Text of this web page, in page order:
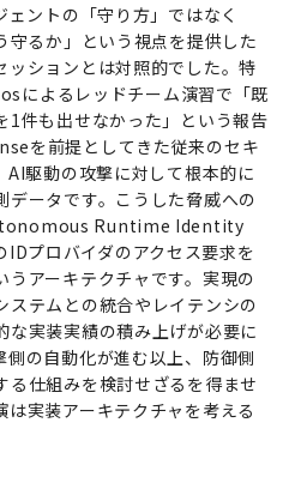
ントの「守り方」ではなく
守るか」という視点を提供した
ッションとは対照的でした。特
によるレッドチーム演習で「既
1件も出せなかった」という報告
を前提としてきた従来のセキ
AI駆動の攻撃に対して根本的に
データです。こうした脅威への
Runtime Identity
プロバイダのアクセス要求を
うアーキテクチャです。実現の
ステムとの統合やレイテンシの
な実装実績の積み上げが必要に
側の自動化が進む以上、防御側
る仕組みを検討せざるを得ませ
実装アーキテクチャを考える